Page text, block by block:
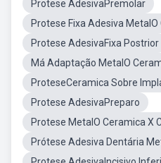
Protese AdesivaPremolar
Protese Fixa Adesiva MetalO
Protese AdesivaFixa Postrior
Má Adaptação MetalO
ProteseCeramica Sobre
Protese AdesivaPreparo
Protese MetalO Ceramica X
Prótese Adesiva Dentária